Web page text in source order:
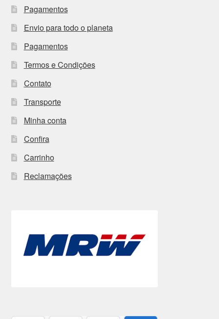
Pagamentos
Envio para todo o planeta
Pagamentos
Termos e Condições
Contato
Transporte
Minha conta
Confira
Carrinho
Reclamações